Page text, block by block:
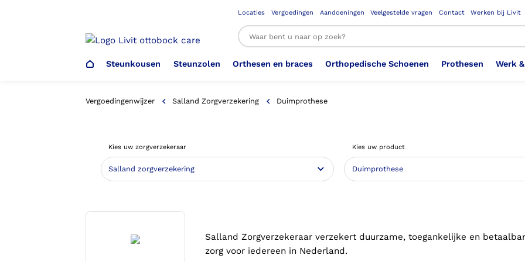
Locaties Vergoedingen Aandoeningen Veelgestelde vragen Contact Werken bij Livit
Steunkousen
Steunkousen (klasse 1)
Kousen (klasse 2)
Aantrekhulpen
Steunzolen
Steunzolen 3D geprinte steunzolen
Voetdrukmeting
Orthesen en braces
Arm Elleboog Been Knie
Heup Bekken Lies Hoofd Nek
Orthopedische Schoenen
Schoenencatalogus Orthopedische Schoenen OSA
Ambulo Badschoenen
Prothesen
Armprothese Bovenbeenprothese
Elleboogprothese Hand & Vinger prothese
Onderbeenprothese
Werk
Werkgever
Werknemer
Vergoedingenwijzer Salland Zorgverzekering Duimprothese
Kies uw zorgverzekeraar Kies uw product
Salland Zorgverzekeraar verzekert duurzame, toegankelijke en
zorg voor iedereen in Nederland.